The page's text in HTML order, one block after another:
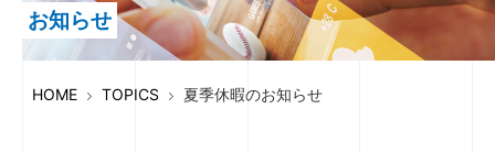
お知らせ
HOME TOPICS 夏季休暇のお知らせ